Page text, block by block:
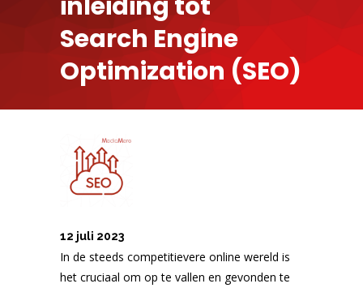
Search Engine
Optimization (SEO)
12 juli 2023
In de steeds competitievere online wereld is
het cruciaal om op te vallen en gevonden te